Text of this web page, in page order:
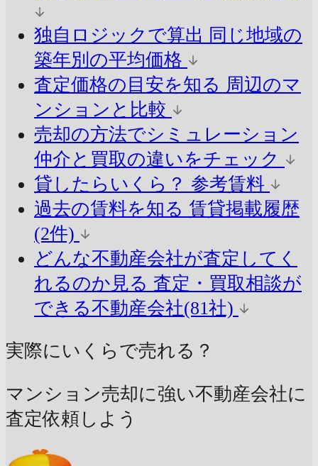
独自ロジックで算出 同じ地域の
築年別の平均価格
査定価格の目安を知る 周辺のマ
ンションと比較
売却の方法でシミュレーション
仲介と買取の違いをチェック
貸したらいくら？ 参考賃料
過去の賃料を知る 賃貸掲載履歴
(2件)
どんな不動産会社が査定してく
れるのか見る 査定・買取相談が
できる不動産会社(81社)
実際にいくらで売れる？
マンション売却に強い不動産会社に
査定依頼しよう